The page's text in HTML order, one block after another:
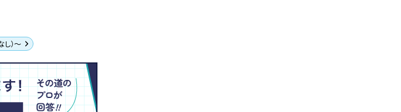
し）～